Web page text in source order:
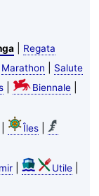
|
Regata
Marathon
Salute
| Biennale|
Îles|
| Utile|